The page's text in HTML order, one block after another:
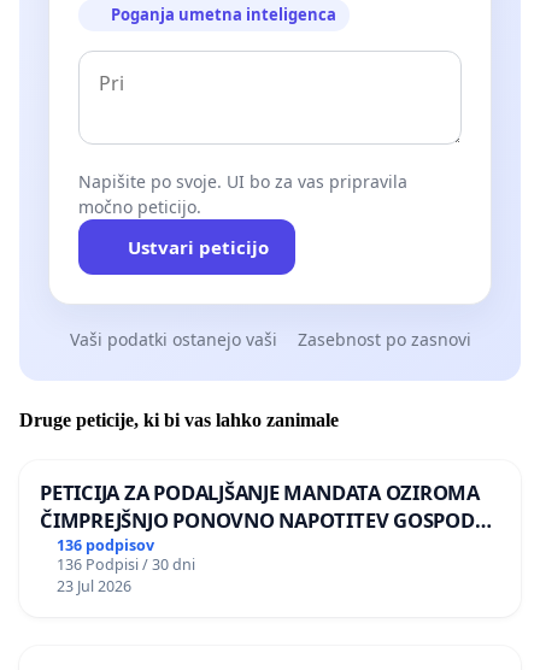
Poganja umetna inteligenca
Napišite po svoje. UI bo za vas pripravila
močno peticijo.
Ustvari peticijo
Vaši podatki ostanejo vaši Zasebnost po zasnovi
Druge peticije, ki bi vas lahko zanimale
PETICIJA ZA PODALJŠANJE MANDATA OZIROMA
ČIMPREJŠNJO PONOVNO NAPOTITEV GOSPODA
BERNARDA ŠRAJNERJA NA VELEPOSLANIŠTVO
REPUBLIKE SLOVENIJE V MOSKVI
136 podpisov
136 Podpisi / 30 dni
23 Jul 2026